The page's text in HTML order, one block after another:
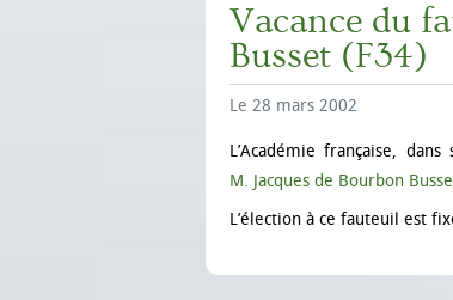
Vacance du
Busset (F34)
Le 28 mars 2002
L’Académie française,
M. Jacques de Bourbon
L’élection à ce fauteuil est